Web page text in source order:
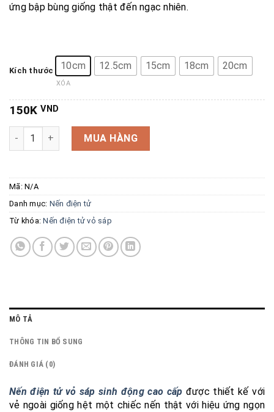
ứng bập bùng giống thật đến ngạc nhiên.
Kích thước 10cm 12.5cm 15cm 18cm 20cm
XÓA
150KVND
Nến điện tử vỏ sáp sinh động cao cấp số lượng
MUA HÀNG
Mã: N/A
Danh mục: Nến điện tử
Từ khóa:Nến điện tử vỏ sáp
MÔ TẢ
THÔNG TIN BỔ SUNG
ĐÁNH GIÁ (0)
Nến điện tử vỏ sáp sinh động cao cấp được thiết kế với
vẻ ngoài giống hệt một chiếc nến thật với hiệu ứng ngọn